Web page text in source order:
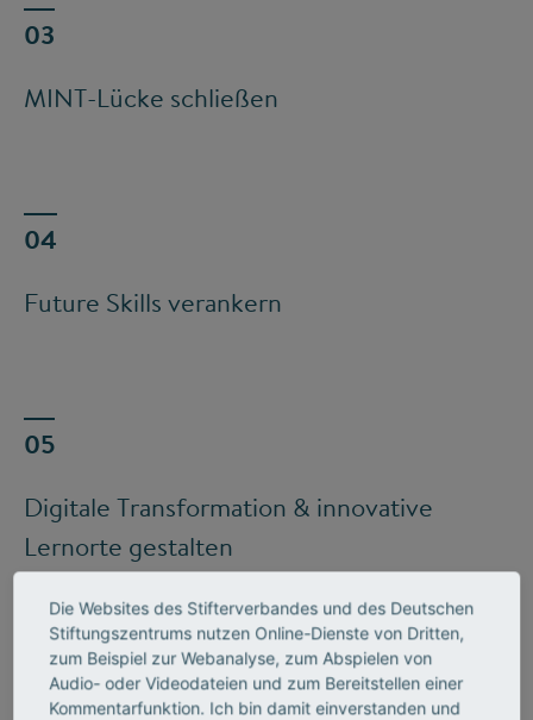
MINT-Lücke schließen
Future Skills verankern
Digitale Transformation & innovative
Lernorte gestalten
Mehr zum Handlungsfeld "Bildung &
Kompetenzen"
Die Websites des Stifterverbandes und des Deutschen
Stiftungszentrums nutzen Online-Dienste von Dritten,
zum Beispiel zur Webanalyse, zum Abspielen von
Audio- oder Videodateien und zum Bereitstellen einer
Kommentarfunktion. Ich bin damit einverstanden und